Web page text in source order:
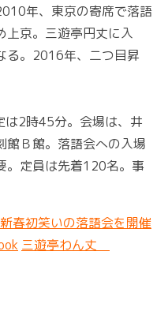
年、東京の寄席で落語
上京。三遊亭円丈に入
る。2016年、二つ目昇
2時45分。会場は、井
館Ｂ館。落語会への入場
。定員は先着120名。事
春初笑いの落語会を開催
三遊亭わん丈